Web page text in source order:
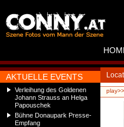
AKTUELLE EVENTS
Verleihung des Goldenen
Johann Strauss an Helga
Papouschek
Bühne Donaupark Presse-
Empfang
play>>